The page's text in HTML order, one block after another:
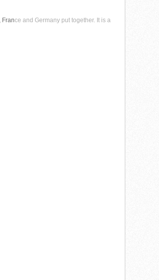
France and Germany put together. It is a